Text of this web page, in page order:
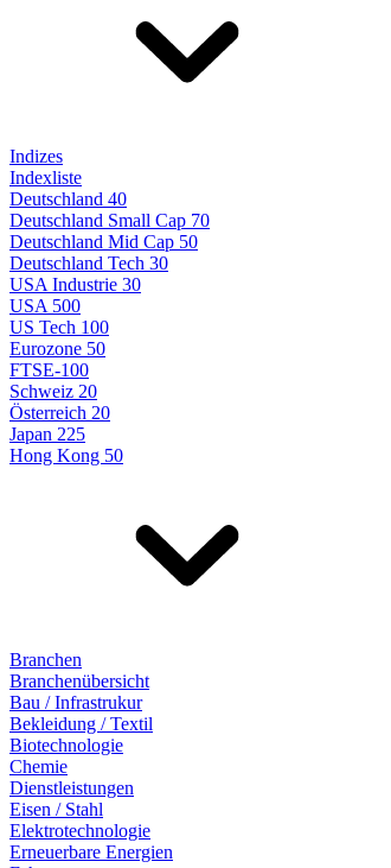
Indizes
Indexliste
Deutschland 40
Deutschland Small Cap 70
Deutschland Mid Cap 50
Deutschland Tech 30
USA Industrie 30
USA 500
US Tech 100
Eurozone 50
FTSE-100
Schweiz 20
Österreich 20
Japan 225
Hong Kong 50
Branchen
Branchenübersicht
Bau / Infrastrukur
Bekleidung / Textil
Biotechnologie
Chemie
Dienstleistungen
Eisen / Stahl
Elektrotechnologie
Erneuerbare Energien